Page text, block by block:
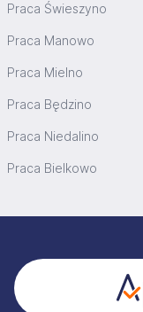
Praca Świeszyno
Praca Manowo
Praca Mielno
Praca Będzino
Praca Niedalino
Praca Bielkowo